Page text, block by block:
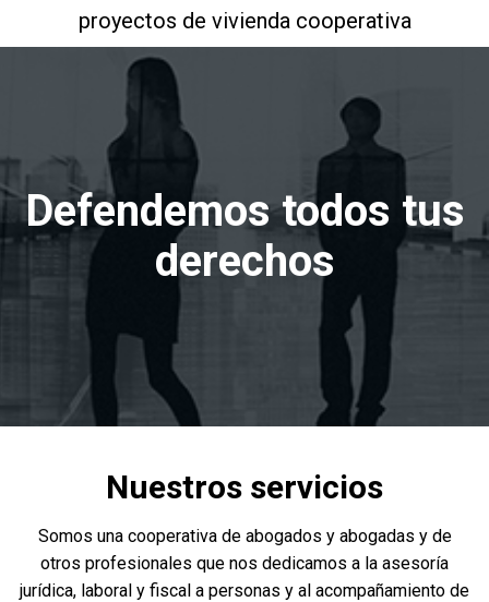
proyectos de vivienda cooperativa
Defendemos todos tus
derechos
Nuestros servicios
Somos una cooperativa de abogados y abogadas y de
otros profesionales que nos dedicamos a la asesoría
jurídica, laboral y fiscal a personas y al acompañamiento de